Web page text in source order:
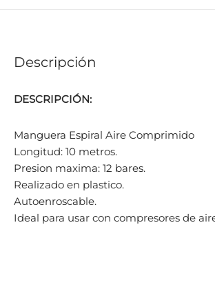
Descripción
DESCRIPCIÓN:
Manguera Espiral Aire Comprimido
Longitud: 10 metros.
Presion maxima: 12 bares.
Realizado en plastico.
Autoenroscable.
Ideal para usar con compresores de